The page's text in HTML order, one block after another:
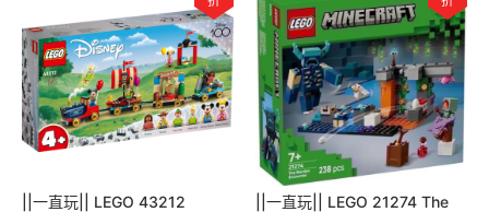
||一直玩|| LEGO 43212
||一直玩|| LEGO 21274 The